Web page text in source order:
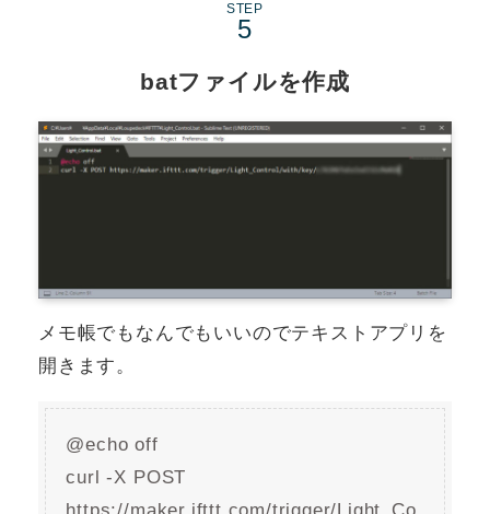
STEP
batファイルを作成
メモ帳でもなんでもいいのでテキストアプリを
開きます。
@echo off
curl -X POST